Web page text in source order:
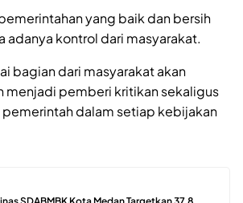
yang baik dan bersih
adanya kontrol dari masyarakat.
bagian dari masyarakat akan
menjadi pemberi kritikan sekaligus
dalam setiap kebijakan